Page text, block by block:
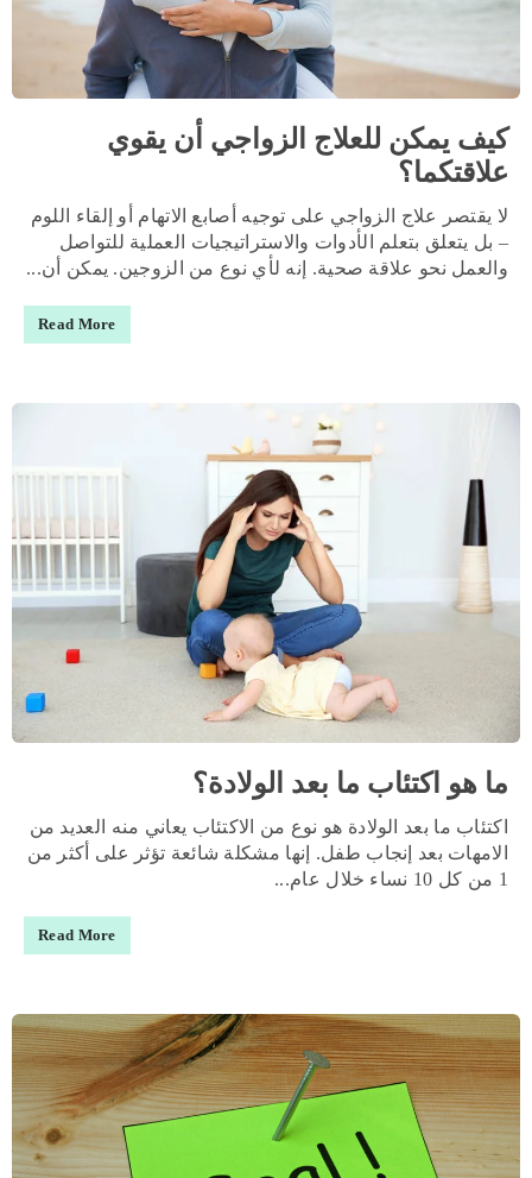
كيف يمكن للعلاج الزواجي أن يقوي
علاقتكما؟
لا يقتصر علاج الزواجي على توجيه أصابع الاتهام أو إلقاء اللوم
– بل يتعلق بتعلم الأدوات والاستراتيجيات العملية للتواصل
والعمل نحو علاقة صحية. إنه لأي نوع من الزوجين. يمكن أن...
Read More
ما هو اكتئاب ما بعد الولادة؟
اكتئاب ما بعد الولادة هو نوع من الاكتئاب يعاني منه العديد من
الامهات بعد إنجاب طفل. إنها مشكلة شائعة تؤثر على أكثر من
1 من كل 10 نساء خلال عام...
Read More